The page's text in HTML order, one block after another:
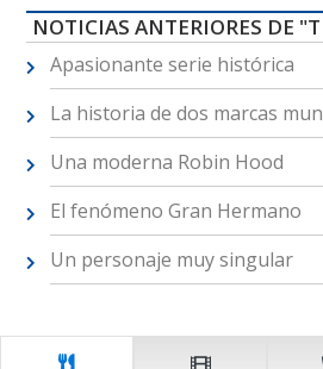
NOTICIAS ANTERIORES DE
Apasionante serie histórica
La historia de dos marcas
Una moderna Robin Hood
El fenómeno Gran Hermano
Un personaje muy singular